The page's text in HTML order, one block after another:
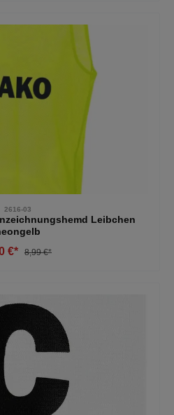
2616-03
Leibchen
€* 8,99 €*